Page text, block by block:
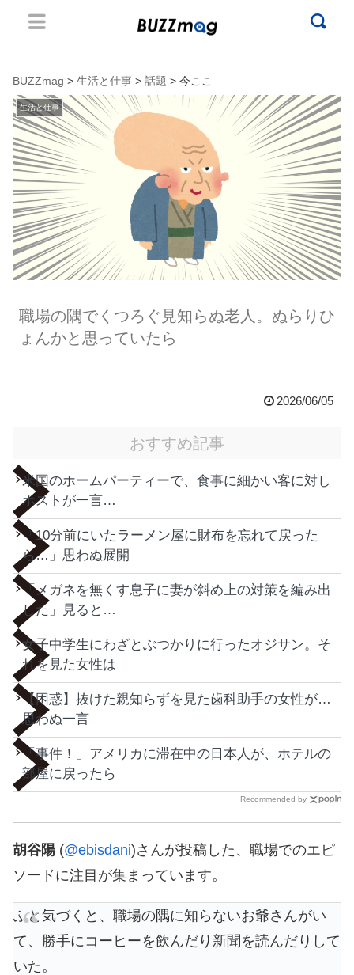
BUZZmag > 生活と仕事 > 話題 > 今ここ
生活と仕事
職場の隅でくつろぐ見知らぬ老人。ぬらりひ
ょんかと思っていたら
2026/06/05
おすすめ記事
米国のホームパーティーで、食事に細かい客に対し
ホストが一言…
「10分前にいたラーメン屋に財布を忘れて戻った
ら…」思わぬ展開
「メガネを無くす息子に妻が斜め上の対策を編み出
した」見ると…
女子中学生にわざとぶつかりに行ったオジサン。そ
れを見た女性は
【困惑】抜けた親知らずを見た歯科助手の女性が…
思わぬ一言
「事件！」アメリカに滞在中の日本人が、ホテルの
部屋に戻ったら
Recommended by
胡谷陽 (@ebisdani)さんが投稿した、職場でのエピ
ソードに注目が集まっています。
ふと気づくと、職場の隅に知らないお爺さんがい
て、勝手にコーヒーを飲んだり新聞を読んだりして
いた。